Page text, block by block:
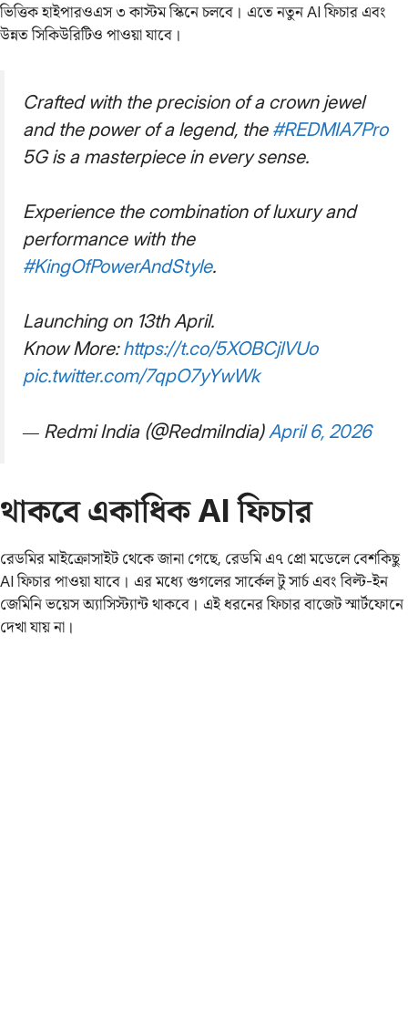
ভিত্তিক হাইপারওএস ৩ কাস্টম স্কিনে চলবে। এতে নতুন AI ফিচার এবং
উন্নত সিকিউরিটিও পাওয়া যাবে।
Crafted with the precision of a crown jewel
and the power of a legend, the #REDMIA7Pro
5G is a masterpiece in every sense.
Experience the combination of luxury and
performance with the
#KingOfPowerAndStyle.
Launching on 13th April.
Know More:https://t.co/5XOBCjlVUo
pic.twitter.com/7qpO7yYwWk
— Redmi India (@RedmiIndia) April 6, 2026
থাকবে একাধিক AI ফিচার
রেডমির মাইক্রোসাইট থেকে জানা গেছে, রেডমি এ৭ প্রো মডেলে বেশকিছু
AI ফিচার পাওয়া যাবে। এর মধ্যে গুগলের সার্কেল টু সার্চ এবং বিল্ট-ইন
জেমিনি ভয়েস অ্যাসিস্ট্যান্ট থাকবে। এই ধরনের ফিচার বাজেট স্মার্টফোনে
দেখা যায় না।